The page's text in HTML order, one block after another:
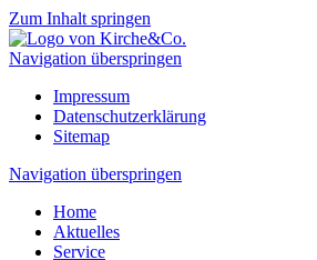
Zum Inhalt springen
Navigation überspringen
Impressum
Datenschutzerklärung
Sitemap
Navigation überspringen
Home
Aktuelles
Service